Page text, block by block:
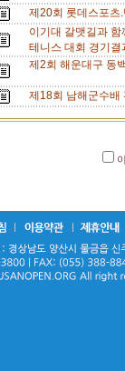
제20회 롯데스포
이기대 갈맷길과
테니스 대회 경기
제2회 해운대구 동
제18회 남해군수